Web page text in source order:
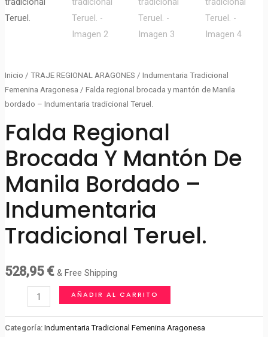
Inicio / TRAJE REGIONAL ARAGONES / Indumentaria Tradicional
Femenina Aragonesa / Falda regional brocada y mantón de Manila
bordado – Indumentaria tradicional Teruel.
Falda Regional
Brocada Y Mantón De
Manila Bordado –
Indumentaria
Tradicional Teruel.
528,95 € & Free Shipping
regional
brocada
AÑADIR AL CARRITO
Categoría: Indumentaria Tradicional Femenina Aragonesa